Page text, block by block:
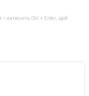
натисніть Ctrl + Enter, щоб